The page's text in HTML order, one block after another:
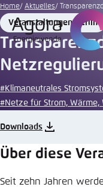
Zum
Hauptinhalt
gehen
Home Aktuelles
Place
Veranstaltungen Berlin
#Klimaneutrales
#Netze für Strom, Wärme,
Downloads
Über diese
Seit zehn Jahren
Login
Melden Sie sich an
Benutzername*
Passwort*
Sprache
Englisch
Agora Think
Diese Webseite
auf Ihren
verwenden